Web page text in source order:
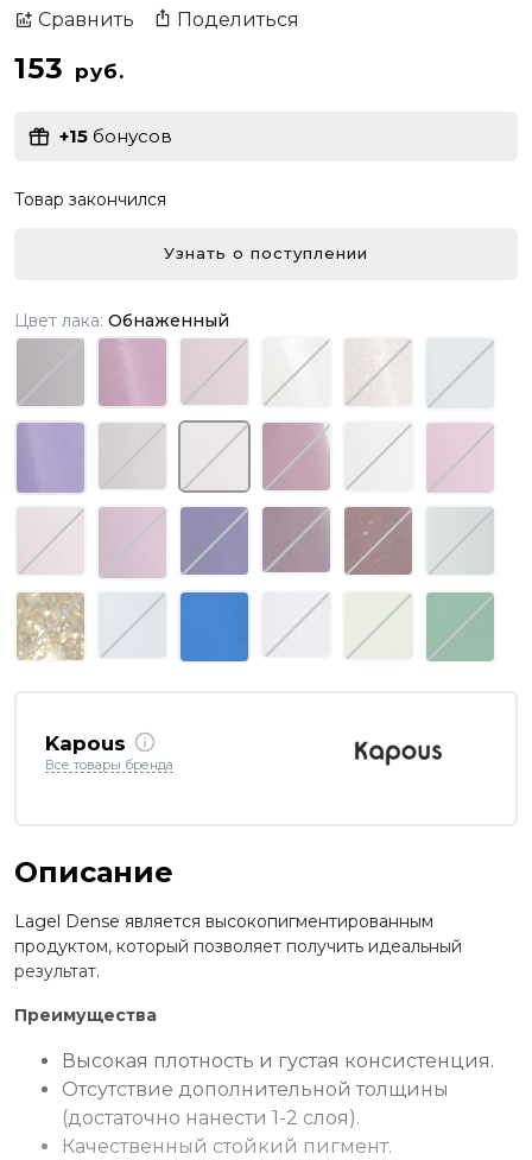
Сравнить Поделиться
153 руб.
+15 бонусов
Товар закончился
Узнать о поступлении
Цвет лака: Обнаженный
Kapous
Все товары бренда
Описание
Lagel Dense является высокопигментированным
продуктом, который позволяет получить идеальный
результат.
Преимущества
Высокая плотность и густая консистенция.
Отсутствие дополнительной толщины
(достаточно нанести 1-2 слоя).
Качественный стойкий пигмент.